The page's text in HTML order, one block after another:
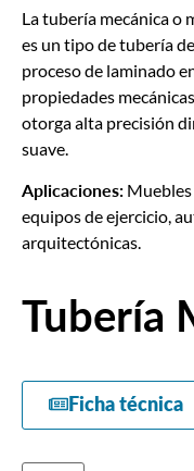
La tubería mecánica o
es un tipo de tubería
proceso de laminado
propiedades
otorga alta precisión
suave.
Aplicaciones:
equipos de ejercicio,
arquitectónicas.
Tubería
Ficha técnica